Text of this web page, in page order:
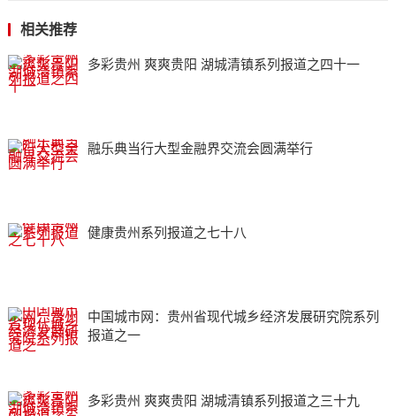
相关推荐
多彩贵州 爽爽贵阳 湖城清镇系列报道之四十一
融乐典当行大型金融界交流会圆满举行
健康贵州系列报道之七十八
中国城市网：贵州省现代城乡经济发展研究院系列
报道之一
多彩贵州 爽爽贵阳 湖城清镇系列报道之三十九